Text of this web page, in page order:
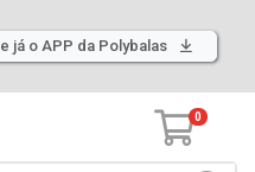
já o APP da Polybalas
0